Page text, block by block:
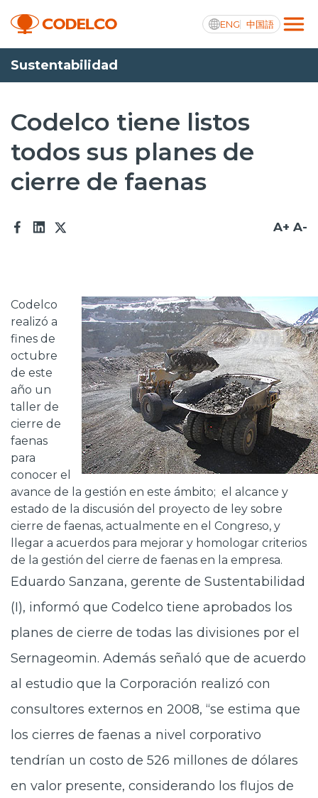
ENG 中国語
Transparencia activa
Nosotros
Operaciones
Inversionistas
Prensa
Trabaja en Codelco
Transparencia activa
Canales de denuncia
Proveedores
Acceso trabajadores/as
Sustentabilidad
Codelco tiene listos
todos sus planes de
cierre de faenas
A+ A-
Codelco
realizó a
fines de
octubre
de este
año un
taller de
cierre de
faenas
para
conocer el
avance de la gestión en este ámbito; el alcance y
estado de la discusión del proyecto de ley sobre
cierre de faenas, actualmente en el Congreso, y
llegar a acuerdos para mejorar y homologar criterios
de la gestión del cierre de faenas en la empresa.
Eduardo Sanzana, gerente de Sustentabilidad
(I), informó que Codelco tiene aprobados los
planes de cierre de todas las divisiones por el
Sernageomin. Además señaló que de acuerdo
al estudio que la Corporación realizó con
consultores externos en 2008, “se estima que
los cierres de faenas a nivel corporativo
tendrían un costo de 526 millones de dólares
en valor presente, considerando los flujos de